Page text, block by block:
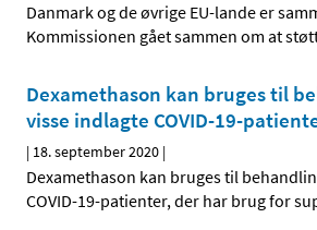
Danmark og de øvrige EU-lande er
Kommissionen gået sammen om at
Dexamethason kan bruges til
visse indlagte COVID-19-
| 18. september 2020 |
Dexamethason kan bruges til
COVID-19-patienter, der har brug for